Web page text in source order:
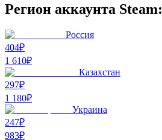
Регион аккаунта Steam:
Россия
404₽
1 610₽
Казахстан
297₽
1 180₽
Украина
247₽
983₽